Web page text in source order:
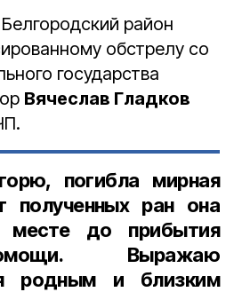
район
обстрелу со
государства
Вячеслав Гладков
погибла мирная
полученных ран она
месте до прибытия
Выражаю
родным и близким